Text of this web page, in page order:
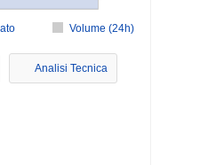
Volume (24h)
Analisi Tecnica